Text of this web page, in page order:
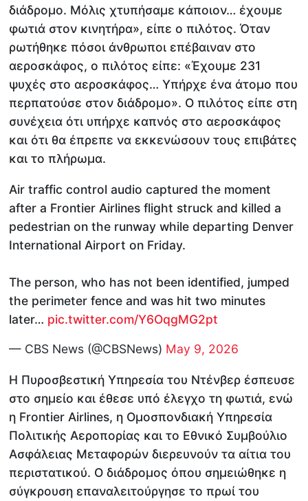
διάδρομο. Μόλις χτυπήσαμε κάποιον… έχουμε
φωτιά στον κινητήρα», είπε ο πιλότος. Όταν
ρωτήθηκε πόσοι άνθρωποι επέβαιναν στο
αεροσκάφος, ο πιλότος είπε: «Έχουμε 231
ψυχές στο αεροσκάφος… Υπήρχε ένα άτομο που
περπατούσε στον διάδρομο». Ο πιλότος είπε στη
συνέχεια ότι υπήρχε καπνός στο αεροσκάφος
και ότι θα έπρεπε να εκκενώσουν τους επιβάτες
και το πλήρωμα.
Air traffic control audio captured the moment
after a Frontier Airlines flight struck and killed a
pedestrian on the runway while departing Denver
International Airport on Friday.
The person, who has not been identified, jumped
the perimeter fence and was hit two minutes
later… pic.twitter.com/Y6OqgMG2pt
— CBS News (@CBSNews) May 9, 2026
Η Πυροσβεστική Υπηρεσία του Ντένβερ έσπευσε
στο σημείο και έθεσε υπό έλεγχο τη φωτιά, ενώ
η Frontier Airlines, η Ομοσπονδιακή Υπηρεσία
Πολιτικής Αεροπορίας και το Εθνικό Συμβούλιο
Ασφάλειας Μεταφορών διερευνούν τα αίτια του
περιστατικού. Ο διάδρομος όπου σημειώθηκε η
σύγκρουση επαναλειτούργησε το πρωί του